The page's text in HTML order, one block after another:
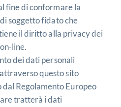
fine di conformare la
soggetto fidato che
il diritto alla privacy dei
line.
dei dati personali
questo sito
Regolamento Europeo
tratterà i dati